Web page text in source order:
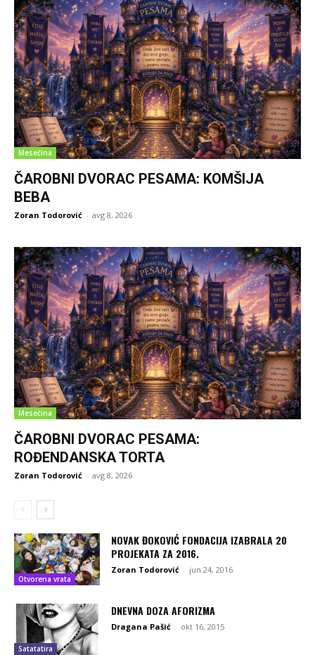
Mesečina
ČAROBNI DVORAC PESAMA: KOMŠIJA
BEBA
Zoran Todorović - avg 8, 2026
Mesečina
ČAROBNI DVORAC PESAMA:
ROĐENDANSKA TORTA
Zoran Todorović - avg 8, 2026
Otvorena vrata
NOVAK ĐOKOVIĆ FONDACIJA IZABRALA 20
PROJEKATA ZA 2016.
Zoran Todorović - jun 24, 2016
Satatatira
DNEVNA DOZA AFORIZMA
Dragana Pašić - okt 16, 2015